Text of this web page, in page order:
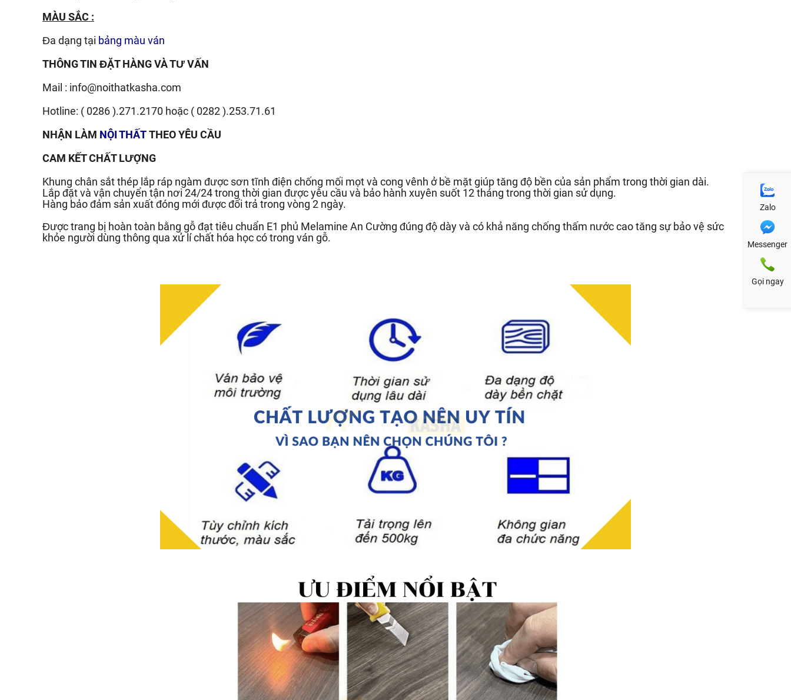
MÀU SẮC :
Đa dạng tại bảng màu ván
THÔNG TIN ĐẶT HÀNG VÀ TƯ VẤN
Mail : info@noithatkasha.com
Hotline: ( 0286 ).271.2170 hoặc ( 0282 ).253.71.61
NHẬN LÀM NỘI THẤTTHEO YÊU CẦU
CAM KẾT CHẤT LƯỢNG
Khung chân sắt thép lắp ráp ngàm được sơn tĩnh điện chống mối mọt và cong vênh ở bề mặt giúp tăng độ bền của sản phẩm trong thời gian dài.
Lắp đặt và vận chuyển tận nơi 24/24 trong thời gian được yêu cầu và bảo hành xuyên suốt 12 tháng trong thời gian sử dụng.
Hàng bảo đảm sản xuất đóng mới được đổi trả trong vòng 2 ngày.
Được trang bị hoàn toàn bằng gỗ đạt tiêu chuẩn E1 phủ Melamine An Cường đúng độ dày và có khả năng chống thấm nước cao tăng sự bảo vệ sức
khỏe người dùng thông qua xử lí chất hóa học có trong ván gỗ.
Zalo
Messenger
Gọi ngay